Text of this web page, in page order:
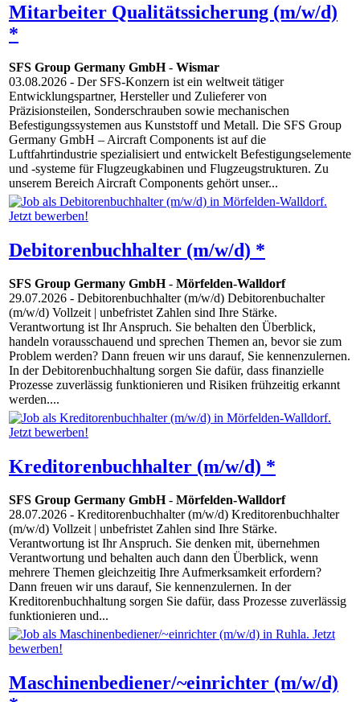
Mitarbeiter Qualitätssicherung (m/w/d)
*
SFS Group Germany GmbH- Wismar
03.08.2026 - Der SFS-Konzern ist ein weltweit tätiger
Entwicklungspartner, Hersteller und Zulieferer von
Präzisionsteilen, Sonderschrauben sowie mechanischen
Befestigungssystemen aus Kunststoff und Metall. Die SFS Group
Germany GmbH – Aircraft Components ist auf die
Luftfahrtindustrie spezialisiert und entwickelt Befestigungselemente
und -systeme für Flugzeugkabinen und Flugzeugstrukturen. Zu
unserem Bereich Aircraft Components gehört unser...
Debitorenbuchhalter (m/w/d) *
SFS Group Germany GmbH- Mörfelden-Walldorf
29.07.2026 - Debitorenbuchhalter (m/w/d) Debitorenbuchalter
(m/w/d) Vollzeit | unbefristet Zahlen sind Ihre Stärke.
Verantwortung ist Ihr Anspruch. Sie behalten den Überblick,
handeln vorausschauend und sprechen Themen an, bevor sie zum
Problem werden? Dann freuen wir uns darauf, Sie kennenzulernen.
In der Debitorenbuchhaltung sorgen Sie dafür, dass finanzielle
Prozesse zuverlässig funktionieren und Risiken frühzeitig erkannt
werden....
Kreditorenbuchhalter (m/w/d) *
SFS Group Germany GmbH- Mörfelden-Walldorf
28.07.2026 - Kreditorenbuchhalter (m/w/d) Kreditorenbuchhalter
(m/w/d) Vollzeit | unbefristet Zahlen sind Ihre Stärke.
Verantwortung ist Ihr Anspruch. Sie denken mit, übernehmen
Verantwortung und behalten auch dann den Überblick, wenn
mehrere Themen gleichzeitig Ihre Aufmerksamkeit erfordern?
Dann freuen wir uns darauf, Sie kennenzulernen. In der
Kreditorenbuchhaltung sorgen Sie dafür, dass Prozesse zuverlässig
funktionieren und...
Maschinenbediener/~einrichter (m/w/d)